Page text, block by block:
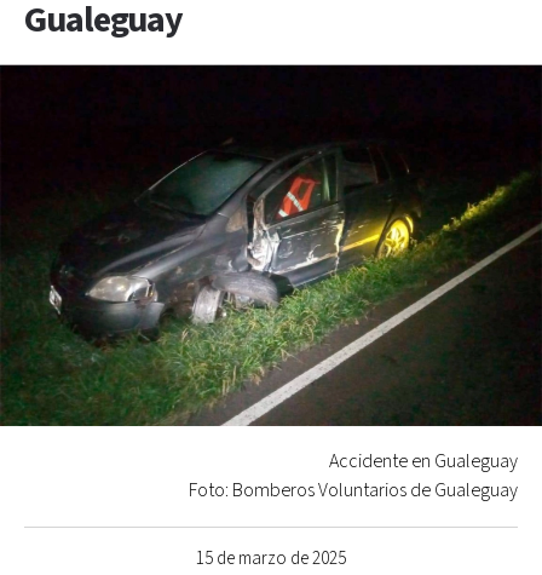
Gualeguay
15 de marzo de 2025
Accidente en Gualeguay
Foto: Bomberos Voluntarios de Gualeguay